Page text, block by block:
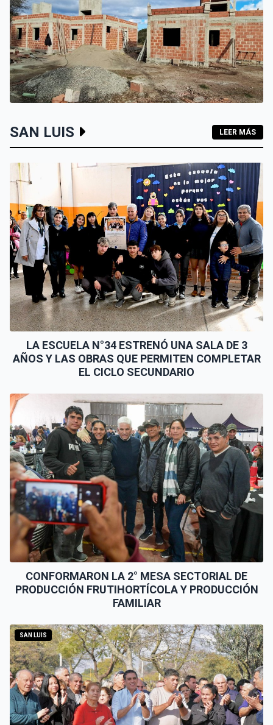
LOS HOGARES DE LOS MOLLES Y PASO GRANDE AVANZAN
CON MAMPOSTERÍA E INSTALACIONES
SAN LUIS LEER MÁS
LA ESCUELA N°34 ESTRENÓ UNA SALA DE 3
AÑOS Y LAS OBRAS QUE PERMITEN COMPLETAR
EL CICLO SECUNDARIO
CONFORMARON LA 2° MESA SECTORIAL DE
PRODUCCIÓN FRUTIHORTÍCOLA Y PRODUCCIÓN
FAMILIAR
SAN LUIS